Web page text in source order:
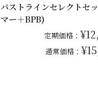
バストラインセレクトセ
マー＋BPB)
定期価格：
通常価格：